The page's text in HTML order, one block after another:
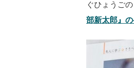
ぐひょうご
部新太郎』